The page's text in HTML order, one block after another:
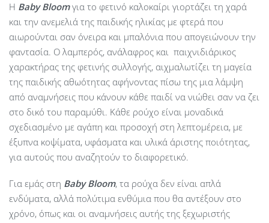
Η Baby Bloom για το φετινό καλοκαίρι γιορτάζει τη χαρά
και την ανεμελιά της παιδικής ηλικίας με φτερά που
αιωρούνται σαν όνειρα και μπαλόνια που απογειώνουν την
φαντασία. Ο λαμπερός, ανάλαφρος και παιχνιδιάρικος
χαρακτήρας της φετινής συλλογής, αιχμαλωτίζει τη μαγεία
της παιδικής αθωότητας αφήνοντας πίσω της μια λάμψη
από αναμνήσεις που κάνουν κάθε παιδί να νιώθει σαν να ζει
στο δικό του παραμύθι. Κάθε ρούχο είναι μοναδικά
σχεδιασμένο με αγάπη και προσοχή στη λεπτομέρεια, με
έξυπνα κοψίματα, υφάσματα και υλικά άριστης ποιότητας,
για αυτούς που αναζητούν το διαφορετικό.
Για εμάς στη Baby Bloom, τα ρούχα δεν είναι απλά
ενδύματα, αλλά πολύτιμα ενθύμια που θα αντέξουν στο
χρόνο, όπως και οι αναμνήσεις αυτής της ξεχωριστής